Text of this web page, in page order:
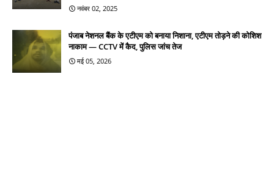
नवंबर 02, 2025
पंजाब नेशनल बैंक के एटीएम को बनाया निशाना, एटीएम तोड़ने की कोशिश
नाकाम — CCTV में कैद, पुलिस जांच तेज
मई 05, 2026